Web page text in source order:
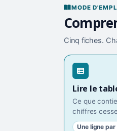
MODE
Cinq fiches.
Lire le
Ce que
chiffres
Une ligne par